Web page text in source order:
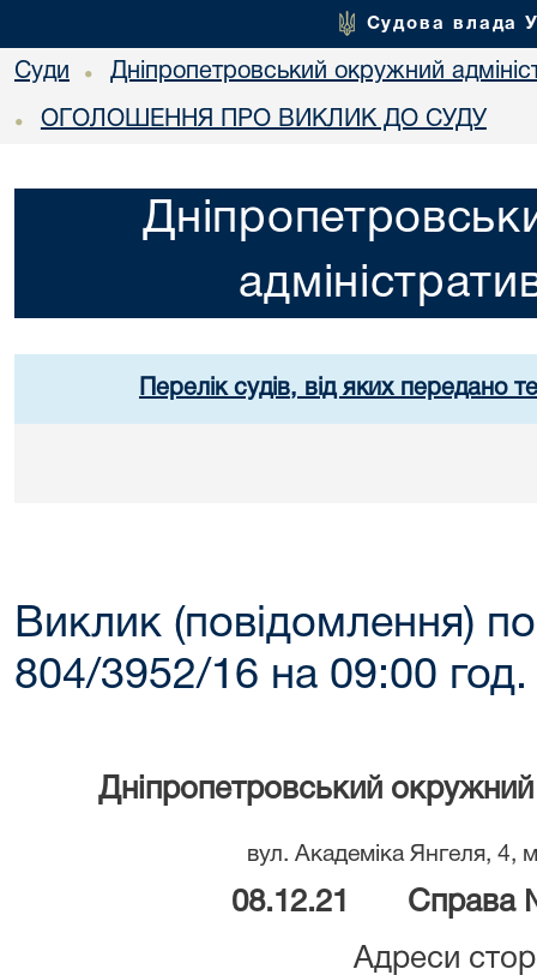
Судова влада
Суди • Дніпропетровський окружний
• ОГОЛОШЕННЯ ПРО ВИКЛИК ДО СУДУ
Перелік судів, від яких передано
Виклик (повідомлення)
804/3952/16 на 09:00
Дніпропетровський
вул. Академіка Янгеля, 4,
08.12.21 Справа
Адреси